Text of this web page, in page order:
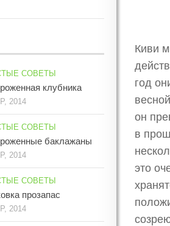
Киви
год
он
в
это
СОВЕТЫ
клубника
2014
СОВЕТЫ
баклажаны
2014
СОВЕТЫ
прозапас
2014